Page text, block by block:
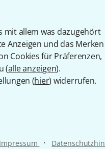
mit allem was dazugehört
Anzeigen und das
Cookies für Präferenzen,
(alle anzeigen).
(hier) widerrufen.
Impressum ·